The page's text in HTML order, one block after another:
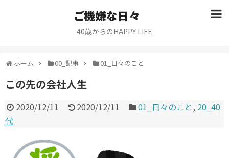
ご機嫌な日々
40歳からのHAPPY LIFE
ホーム 00_記事 01_日々のこと
この先の会社人生
2020/12/11 2020/12/11 01_日々のこと, 20_40
代